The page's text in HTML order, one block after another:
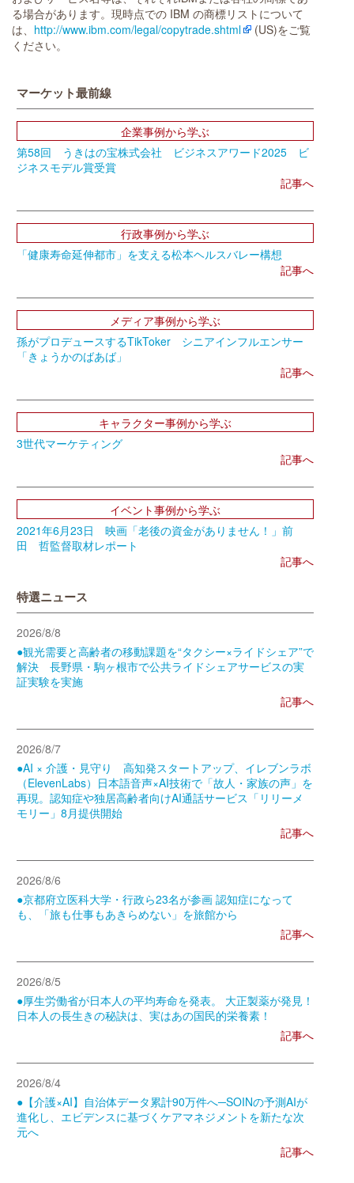
る場合があります。現時点での IBM の商標リストについて
は、 http://www.ibm.com/legal/copytrade.shtml
(US)をご覧
ください。
マーケット最前線
企業事例から学ぶ
第58回 うきはの宝株式会社 ビジネスアワード2025 ビ
ジネスモデル賞受賞
記事へ
行政事例から学ぶ
「健康寿命延伸都市」を支える松本ヘルスバレー構想
記事へ
メディア事例から学ぶ
孫がプロデュースするTikToker シニアインフルエンサー
「きょうかのばあば」
記事へ
キャラクター事例から学ぶ
3世代マーケティング
記事へ
イベント事例から学ぶ
2021年6月23日 映画「老後の資金がありません！」前
田 哲監督取材レポート
記事へ
特選ニュース
2026/8/8
●観光需要と高齢者の移動課題を“タクシー×ライドシェア”で
解決 長野県・駒ヶ根市で公共ライドシェアサービスの実
証実験を実施
記事へ
2026/8/7
●AI × 介護・見守り 高知発スタートアップ、イレブンラボ
（ElevenLabs）日本語音声×AI技術で「故人・家族の声」を
再現。認知症や独居高齢者向けAI通話サービス「リリーメ
モリー」8月提供開始
記事へ
2026/8/6
●京都府立医科大学・行政ら23名が参画 認知症になって
も、「旅も仕事もあきらめない」を旅館から
記事へ
2026/8/5
●厚生労働省が日本人の平均寿命を発表。 大正製薬が発見！
日本人の長生きの秘訣は、実はあの国民的栄養素！
記事へ
2026/8/4
●【介護×AI】自治体データ累計90万件へ─SOINの予測AIが
進化し、エビデンスに基づくケアマネジメントを新たな次
元へ
記事へ